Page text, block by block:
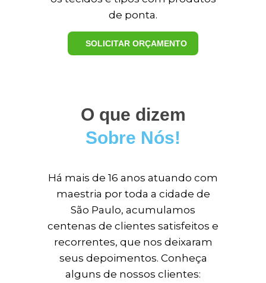
de ponta.
SOLICITAR ORÇAMENTO
O que dizem
Sobre Nós!
Há mais de 16 anos atuando com
maestria por toda a cidade de
São Paulo, acumulamos
centenas de clientes satisfeitos e
recorrentes, que nos deixaram
seus depoimentos. Conheça
alguns de nossos clientes: